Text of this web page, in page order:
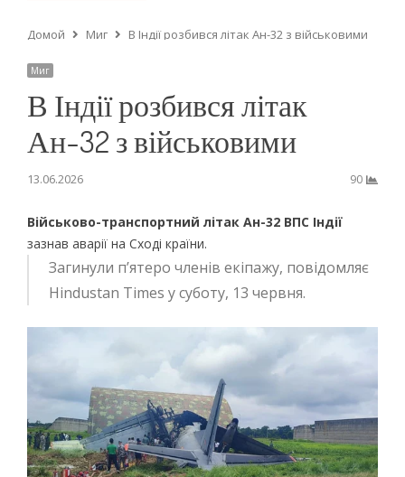
Домой Миг В Індії розбився літак Ан-32 з військовими
Миг
В Індії розбився літак
Ан-32 з військовими
13.06.2026 90
Військово-транспортний літак Ан-32 ВПС Індії
зазнав аварії на Сході країни.
Загинули п’ятеро членів екіпажу, повідомляє
Hindustan Times у суботу, 13 червня.